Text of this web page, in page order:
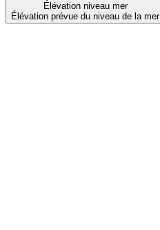
Élévation niveau mer
Élévation prévue du niveau de la mer